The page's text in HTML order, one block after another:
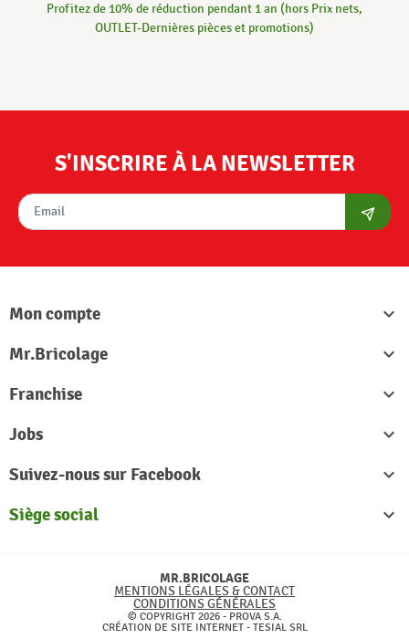
Profitez de 10% de réduction pendant 1 an (hors Prix nets,
OUTLET-Dernières pièces et promotions)
S'INSCRIRE À LA NEWSLETTER
Mon compte

Mr.Bricolage

Franchise

Jobs

Suivez-nous sur Facebook

Siège social

MR.BRICOLAGE
MENTIONS LÉGALES & CONTACT
CONDITIONS GÉNÉRALES
© COPYRIGHT 2026 - PROVA S.A.
CRÉATION DE SITE INTERNET - TESIAL SRL